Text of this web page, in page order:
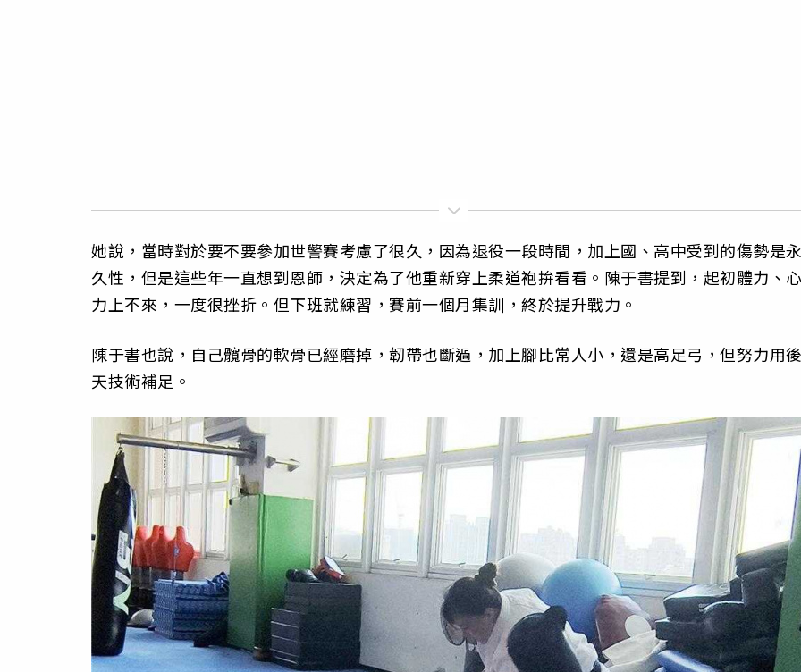
她說，當時對於要不要參加世警賽考慮了很久，因為退役一段時間，加上國、高中受到的傷勢是
久性，但是這些年一直想到恩師，決定為了他重新穿上柔道袍拚看看。陳于書提到，起初體力、
力上不來，一度很挫折。但下班就練習，賽前一個月集訓，終於提升戰力。
陳于書也說，自己髖骨的軟骨已經磨掉，韌帶也斷過，加上腳比常人小，還是高足弓，但努力用
天技術補足。